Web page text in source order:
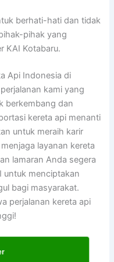
berhati-hati dan tidak
pihak yang
KAI Kotabaru.
Api Indonesia di
kami yang
berkembang dan
kereta api menanti
untuk meraih karir
layanan kereta
lamaran Anda segera
untuk menciptakan
bagi masyarakat.
perjalanan kereta api